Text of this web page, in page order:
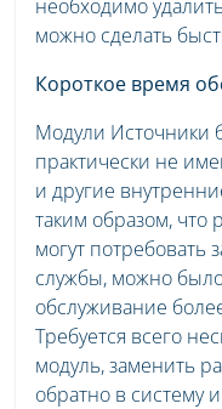
необходимо
можно сделать
Короткое время
Модули Источники
практически не
и другие
таким образом, что
могут потребовать
службы, можно было
обслуживание
Требуется всего
модуль, заменить
обратно в систему